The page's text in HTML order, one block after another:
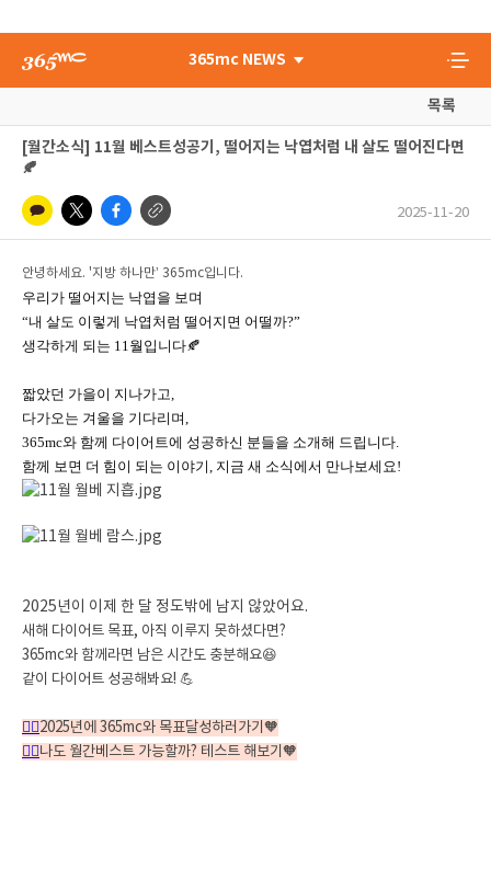
365mc NEWS
목록
[월간소식] 11월 베스트성공기, 떨어지는 낙엽처럼 내 살도 떨어진다면
🍂
2025-11-20
안녕하세요. '지방 하나만’ 365mc입니다.
우리가 떨어지는 낙엽을 보며
“내 살도 이렇게 낙엽처럼 떨어지면 어떨까?”
생각하게 되는 11월입니다🍂
짧았던 가을이 지나가고,
다가오는 겨울을 기다리며,
365mc와 함께 다이어트에 성공하신 분들을 소개해 드립니다.
함께 보면 더 힘이 되는 이야기, 지금 새 소식에서 만나보세요!
2025년이 이제 한 달 정도밖에 남지 않았어요.
새해 다이어트 목표, 아직 이루지 못하셨다면?
365mc와 함께라면 남은 시간도 충분해요😆
같이 다이어트 성공해봐요! 💪
👉🏻2025년에 365mc와 목표달성하러가기🧡
👉🏻나도 월간베스트 가능할까? 테스트 해보기🧡